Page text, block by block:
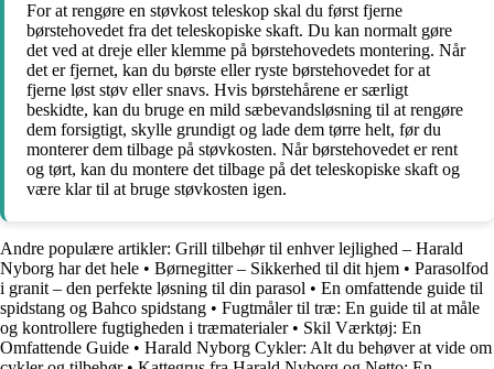
For at rengøre en støvkost teleskop skal du først fjerne
børstehovedet fra det teleskopiske skaft. Du kan normalt gøre
det ved at dreje eller klemme på børstehovedets montering. Når
det er fjernet, kan du børste eller ryste børstehovedet for at
fjerne løst støv eller snavs. Hvis børstehårene er særligt
beskidte, kan du bruge en mild sæbevandsløsning til at rengøre
dem forsigtigt, skylle grundigt og lade dem tørre helt, før du
monterer dem tilbage på støvkosten. Når børstehovedet er rent
og tørt, kan du montere det tilbage på det teleskopiske skaft og
være klar til at bruge støvkosten igen.
Andre populære artikler: Grill tilbehør til enhver lejlighed – Harald
Nyborg har det hele • Børnegitter – Sikkerhed til dit hjem • Parasolfod
i granit – den perfekte løsning til din parasol • En omfattende guide til
spidstang og Bahco spidstang • Fugtmåler til træ: En guide til at måle
og kontrollere fugtigheden i træmaterialer• Skil Værktøj: En
Omfattende Guide • Harald Nyborg Cykler: Alt du behøver at vide om